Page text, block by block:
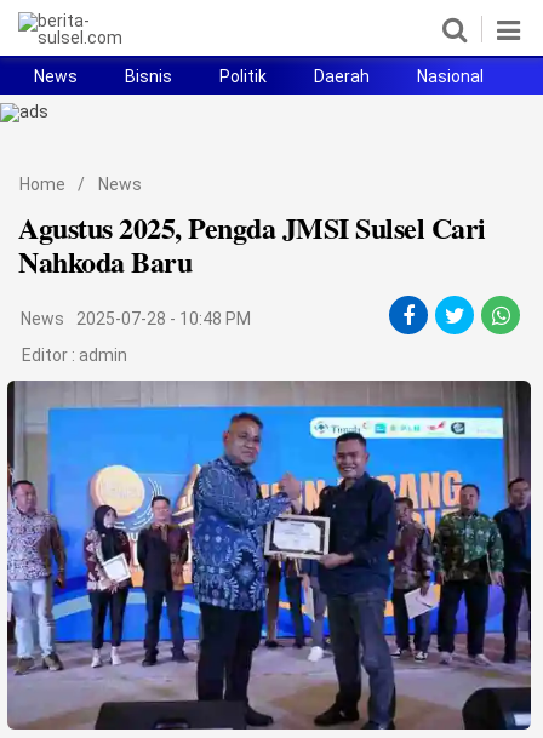
Home
Politik
Pendidikan
Bisnis
Otomotif
Hukum
Sport
Life Style
Profil
Opini
Video
News Bisnis Politik Daerah Nasional
Home / News
Agustus 2025, Pengda JMSI Sulsel Cari
Nahkoda Baru
News
2025-07-28 - 10:48 PM
Editor : admin